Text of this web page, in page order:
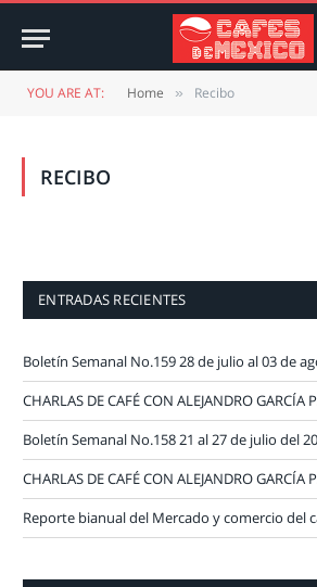
YOU ARE AT: Home » Recibo
RECIBO
ENTRADAS RECIENTES
Boletín Semanal No.159 28 de julio al 03 de
CHARLAS DE CAFÉ CON ALEJANDRO GARCÍA
Boletín Semanal No.158 21 al 27 de julio del
CHARLAS DE CAFÉ CON ALEJANDRO GARCÍA
Reporte bianual del Mercado y comercio del